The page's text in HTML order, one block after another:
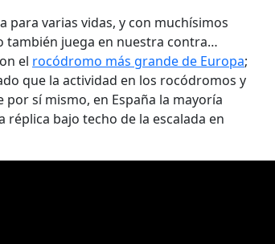
varias vidas, y con muchísimos
también juega en nuestra contra…
el rocódromo más grande de Europa;
que la actividad en los rocódromos y
sí mismo, en España la mayoría
réplica bajo techo de la escalada en